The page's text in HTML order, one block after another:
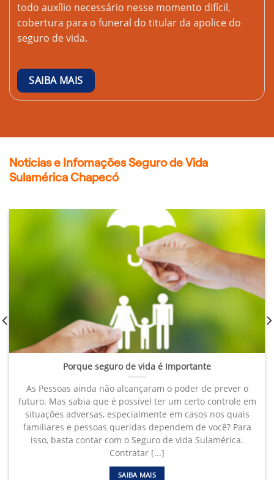
todo auxílio necessário nesse momento difícil,
cobertura para o funeral do titular da apolice do
seguro de vida.
SAIBA MAIS
Noticias e Infomações Seguro de Vida
Sulamérica Chapecó
Porque seguro de vida é Importante
As Pessoas ainda não alcançaram o poder de prever o
futuro. Mas sabia que é possível ter um certo controle em
situações adversas, especialmente em casos nos quais
familiares e pessoas queridas dependem de você? Para
isso, basta contar com o Seguro de vida Sulamérica.
Contratar [...]
SAIBA MAIS